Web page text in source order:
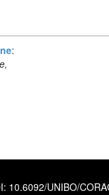
:
10.6092/UNIBO/